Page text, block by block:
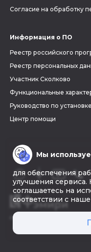
Согласие на обработку
Информация о ПО
Реестр российского
Реестр персональных
Участник Сколково
Функциональные
Руководство по
Центр помощи
© 2026 «Фэмири»
Мы
для обеспечения
улучшения
соглашаетесь на
соответствии с